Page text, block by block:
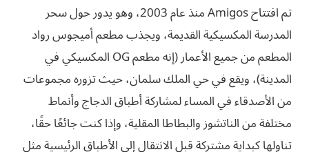
تم افتتاح Amigos منذ عام 2003، وهو يدور حول سحر
المدرسة المكسيكية القديمة، ويجذب مطعم أميجوس رواد
المطعم من جميع الأعمار (إنه مطعم OG المكسيكي في
المدينة)، ويقع في حي الملك سلمان، حيث تزوره مجموعات
من الأصدقاء في المساء لمشاركة أطباق الدجاج وأنماط
مختلفة من الناتشوز والبطاطا المقلية، وإذا كنت جائعًا حقًا،
تناولها كبداية مشتركة قبل الانتقال إلى الأطباق الرئيسية مثل